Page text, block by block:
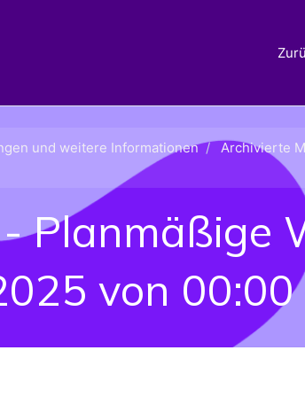
und weitere Informationen
Archivierte
- Planmäßige
von